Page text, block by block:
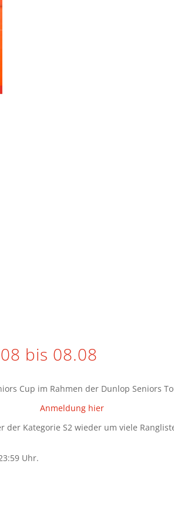
bis 08.08
Cup im Rahmen der Dunlop Seniors
Anmeldung hier
Kategorie S2 wieder um viele
Uhr.